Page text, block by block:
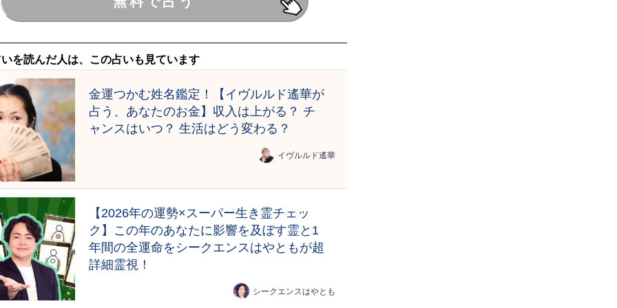
を読んだ人は、この占いも見ています
金運つかむ姓名鑑定！【イヴルルド遙華が
占う、あなたのお金】収入は上がる？ チ
ャンスはいつ？ 生活はどう変わる？
イヴルルド遙華
【2026年の運勢×スーパー生き霊チェッ
ク】この年のあなたに影響を及ぼす霊と1
年間の全運命をシークエンスはやともが超
詳細霊視！
シークエンスはやとも